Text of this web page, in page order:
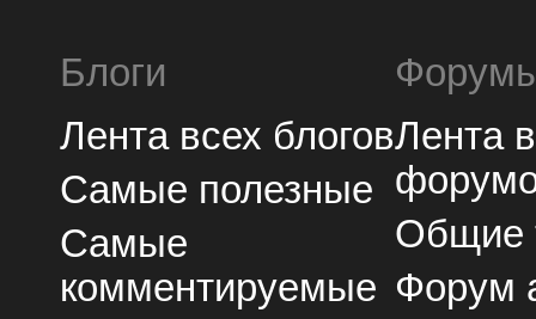
Блоги
Лента всех блогов
Самые полезные
Самые
комментируемые
Лента
Общие
Форум